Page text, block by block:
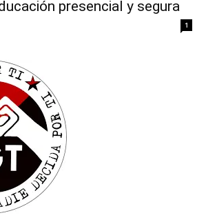
presencial y segura
1